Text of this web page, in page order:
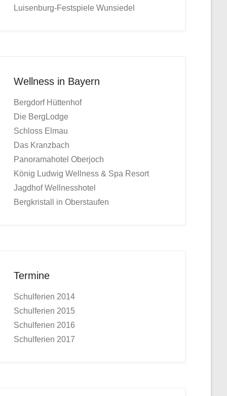
Luisenburg-Festspiele Wunsiedel
Wellness in Bayern
Bergdorf Hüttenhof
Die BergLodge
Schloss Elmau
Das Kranzbach
Panoramahotel Oberjoch
König Ludwig Wellness & Spa Resort
Jagdhof Wellnesshotel
Bergkristall in Oberstaufen
Termine
Schulferien 2014
Schulferien 2015
Schulferien 2016
Schulferien 2017